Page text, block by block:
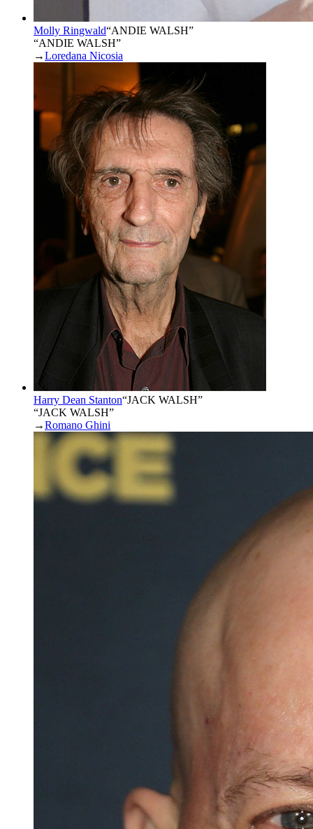
Molly Ringwald“ANDIE WALSH”
“ANDIE WALSH”
→Loredana Nicosia
Harry Dean Stanton“JACK WALSH”
“JACK WALSH”
→Romano Ghini